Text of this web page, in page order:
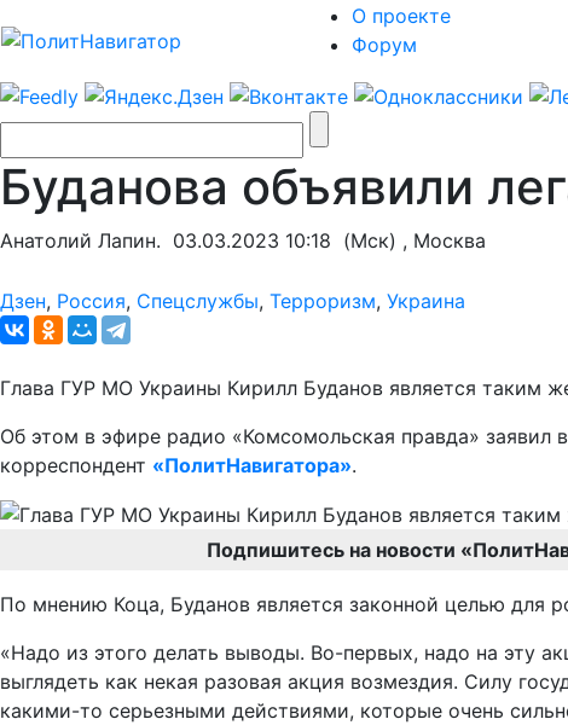
О проекте
Форум
Буданова объявили
Анатолий Лапин. 03.03.2023 10:18 (Мск) , Москва
Дзен, Россия, Спецслужбы, Терроризм, Украина
Глава ГУР МО Украины Кирилл Буданов является таким
Об этом в эфире радио «Комсомольская правда» заявил
корреспондент «ПолитНавигатора».
Подпишитесь на новости
По мнению Коца, Буданов является законной целью для
«Надо из этого делать выводы. Во-первых, надо на эту
выглядеть как некая разовая акция возмездия. Силу
какими-то серьезными действиями, которые очень